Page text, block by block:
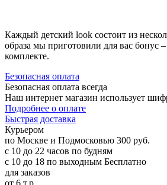
Каждый детский look состоит из
образа мы приготовили для вас бонус
комплекте.
Безопасная оплата
Безопасная оплата всегда
Наш интернет магазин использует
Подробнее о оплате
Быстрая доставка
Курьером
по Москве и Подмосковью 300 руб.
с 10 до 22 часов по будням
с 10 до 18 по выходным Бесплатно
для заказов
от 6 т.р.